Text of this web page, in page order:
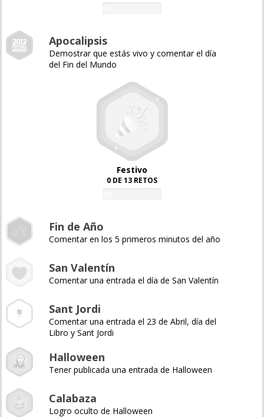
Apocalipsis
Demostrar que estás vivo y comentar el día
del Fin del Mundo
Festivo
0 DE 13 RETOS
Fin de Año
Comentar en los 5 primeros minutos del año
San Valentín
Comentar una entrada el día de San Valentín
Sant Jordi
Comentar una entrada el 23 de Abril, día del
Libro y Sant Jordi
Halloween
Tener publicada una entrada de Halloween
Calabaza
Logro oculto de Halloween